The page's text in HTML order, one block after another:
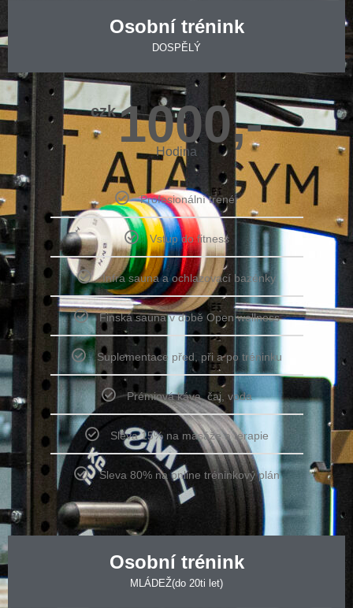
Osobní trénink
DOSPĚLÝ
czk1000,-
Hodina
Profesionální trenér
Vstup do fitness
Infra sauna a ochlazovací bazénky
Finská sauna v době Open wellness
Suplementace před, při a po tréninku
Prémiová káva, čaj, voda
Sleva 15% na masáže a terapie
Sleva 80% na online tréninkový plán
Osobní trénink
MLÁDEŽ(do 20ti let)